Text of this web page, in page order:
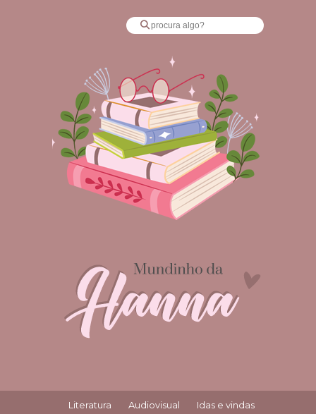
Literatura Audiovisual Idas e vindas